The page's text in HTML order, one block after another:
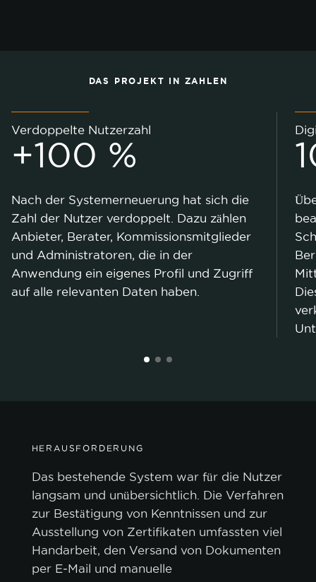
DAS PROJEKT IN ZAHLEN
Verdoppelte Nutzerzahl
+100 %
Nach der Systemerneuerung hat sich die
Zahl der Nutzer verdoppelt. Dazu zählen
Anbieter, Berater, Kommissionsmitglieder
und Administratoren, die in der
Anwendung ein eigenes Profil und Zugriff
auf alle relevanten Daten haben.
HERAUSFORDERUNG
Das bestehende System war für die Nutzer
langsam und unübersichtlich. Die Verfahren
zur Bestätigung von Kenntnissen und zur
Ausstellung von Zertifikaten umfassten viel
Handarbeit, den Versand von Dokumenten
per E‑Mail und manuelle